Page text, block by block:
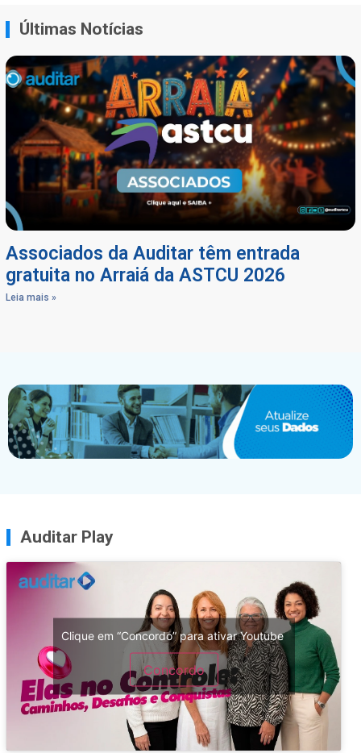
Últimas Notícias
Associados da Auditar têm entrada
gratuita no Arraiá da ASTCU 2026
Leia mais »
Auditar Play
Clique em “Concordo” para ativar Youtube
Concordo